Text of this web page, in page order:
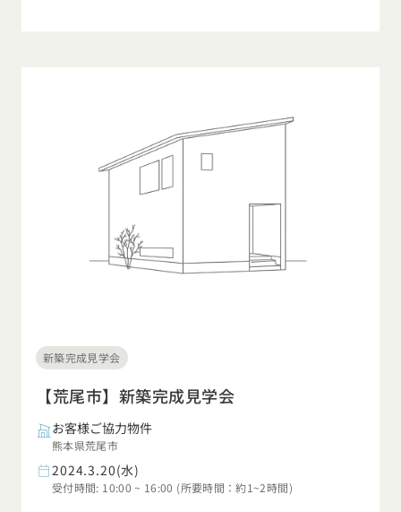
新築完成見学会
【荒尾市】新築完成見学会
お客様ご協力物件
熊本県荒尾市
2024.3.20(水)
受付時間: 10:00 ~ 16:00 (所要時間：約1~2時間)